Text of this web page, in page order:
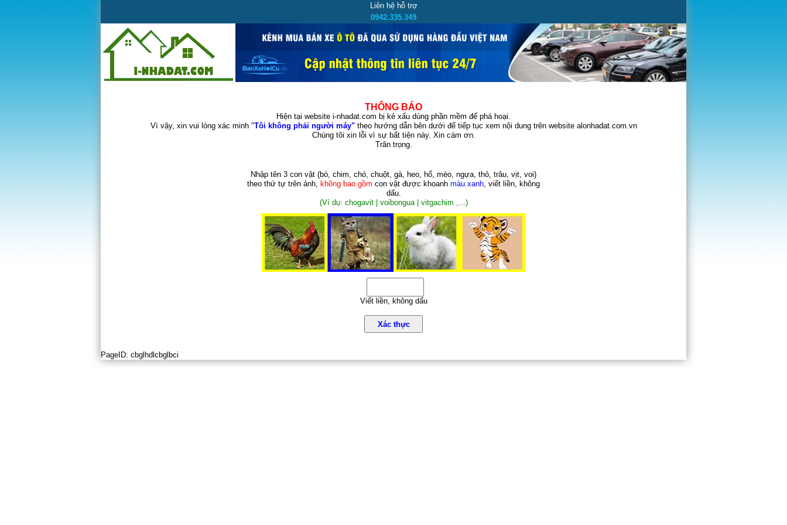
Liên hệ hỗ trợ
0942.335.349
THÔNG BÁO
Hiện tại website i-nhadat.com bị kẻ xấu dùng phần mềm để phá hoại.
Vì vậy, xin vui lòng xác minh "Tôi không phải người máy"theo hướng dẫn bên dưới để tiếp tục xem nội dung trên website alonhadat.com.vn
Chúng tôi xin lỗi vì sự bất tiện này. Xin cám ơn.
Trân trọng.
Nhập tên 3 con vật (bò, chim, chó, chuột, gà, heo, hổ, mèo, ngựa, thỏ, trâu, vịt, voi)
theo thứ tự trên ảnh, không bao gồm con vật được khoanh màu xanh, viết liền, không
dấu.
(Ví dụ: chogavit | voibongua | vitgachim ,...)
Viết liền, không dấu
Xác thực
PageID: cbglhdlcbglbci